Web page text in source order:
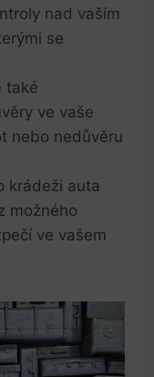
nad vaším
se
také
ve vaše
nebo nedůvěru
krádeži auta
možného
ve vašem